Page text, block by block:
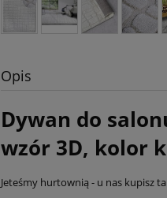
Opis
Dywan do
wzór 3D, kolor
Jeteśmy hurtownią - u nas kupisz